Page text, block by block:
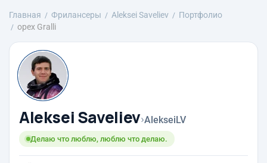
Главная Фрилансеры Aleksei Saveliev
Портфолио
орех Gralli
Aleksei Saveliev›AlekseiLV
Делаю что люблю, люблю что делаю.